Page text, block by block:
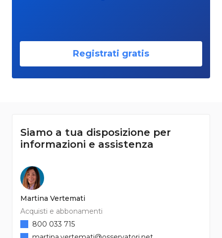
Registrati gratis
Siamo a tua disposizione per
informazioni e assistenza
Martina Vertemati
Acquisti e abbonamenti
800 033 715